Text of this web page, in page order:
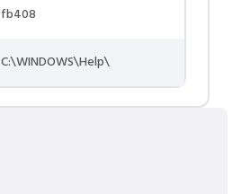
fb408
C:\WINDOWS\Help\